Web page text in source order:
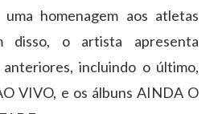
uma homenagem aos atletas
disso, o artista apresenta
incluindo o último,
VIVO, e os álbuns AINDA O